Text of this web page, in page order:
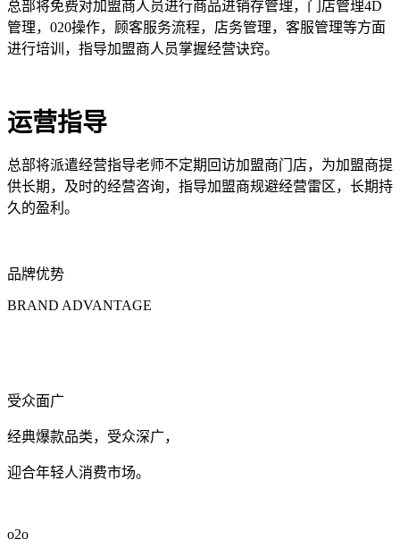
总部将免费对加盟商人员进行商品进销存管理，门店管理4D
管理，020操作，顾客服务流程，店务管理，客服管理等方面
进行培训，指导加盟商人员掌握经营诀窍。
运营指导
总部将派遣经营指导老师不定期回访加盟商门店，为加盟商提
供长期，及时的经营咨询，指导加盟商规避经营雷区，长期持
久的盈利。
品牌优势
BRAND ADVANTAGE
受众面广
经典爆款品类，受众深广，
迎合年轻人消费市场。
o2o